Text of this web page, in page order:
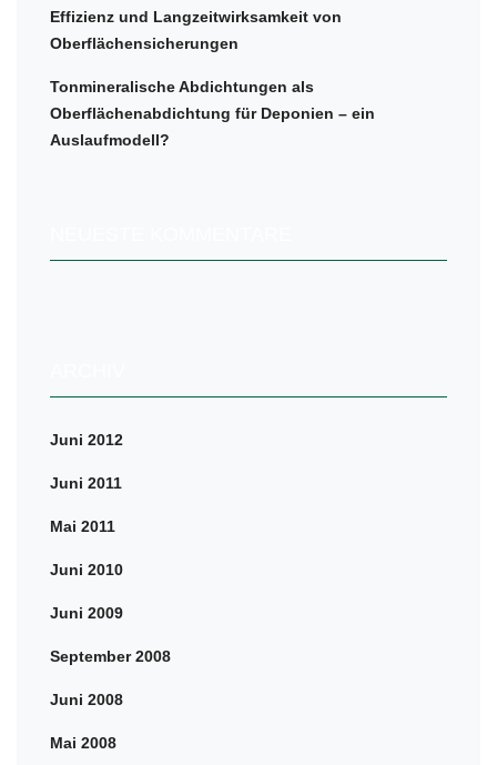
Effizienz und Langzeitwirksamkeit von
Oberflächensicherungen
Tonmineralische Abdichtungen als
Oberflächenabdichtung für Deponien – ein
Auslaufmodell?
Juni 2012
Juni 2011
Mai 2011
Juni 2010
Juni 2009
September 2008
Juni 2008
Mai 2008